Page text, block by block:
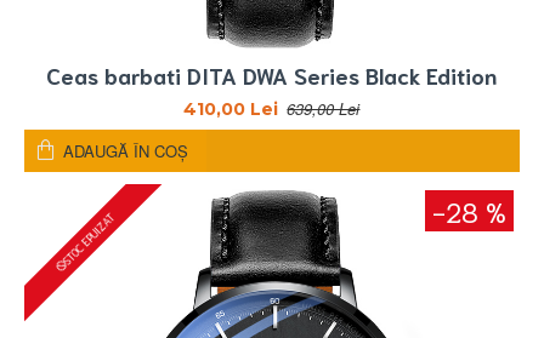
Ceas barbati DITA DWA Series Black Edition
410,00 Lei 639,00 Lei
ADAUGĂ ÎN COŞ
-28 %
STOC EPUIZAT